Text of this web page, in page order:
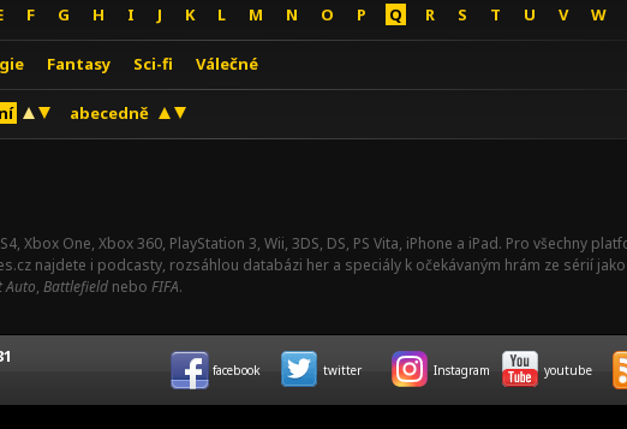
F G H I J K L M N O P Q R S T U V W
Fantasy Sci-fi Válečné
abecedně
Xbox One, Xbox 360, PlayStation 3, Wii, 3DS, DS, PS Vita, iPhone a iPad. Pro všechny
najdete i podcasty, rozsáhlou databázi her a speciály k očekávaným hrám ze sérií jako
Auto, Battlefield nebo FIFA.
facebook twitter Instagram youtube